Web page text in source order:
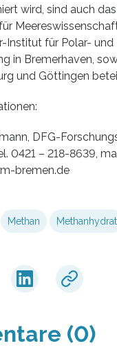
wird, sind auch
Institut für Polar- und
in Bremerhaven,
und Göttingen
DFG-
0421 – 218-8639,
bremen.de
Methan Methanhydrat
(0)